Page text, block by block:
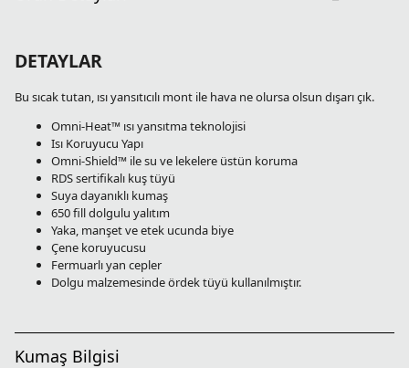
DETAYLAR
Bu sıcak tutan, ısı yansıtıcılı mont ile hava ne olursa olsun dışarı çık.
Omni-Heat™ ısı yansıtma teknolojisi
Isı Koruyucu Yapı
Omni-Shield™ ile su ve lekelere üstün koruma
RDS sertifikalı kuş tüyü
Suya dayanıklı kumaş
650 fill dolgulu yalıtım
Yaka, manşet ve etek ucunda biye
Çene koruyucusu
Fermuarlı yan cepler
Dolgu malzemesinde ördek tüyü kullanılmıştır.
Kumaş Bilgisi